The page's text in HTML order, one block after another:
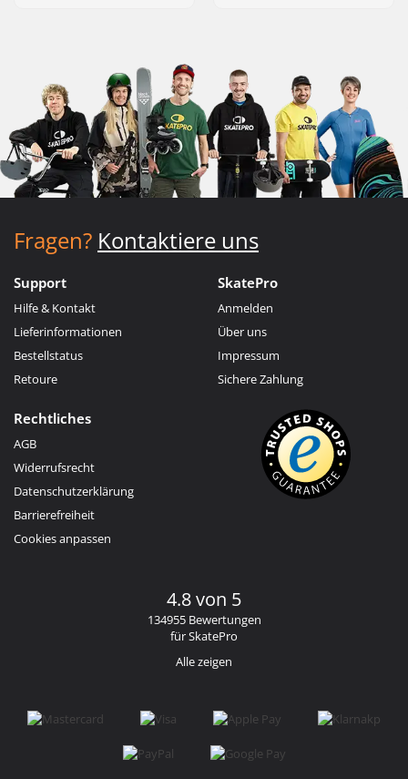
Fragen? Kontaktiere uns
Support
Hilfe & Kontakt
Lieferinformationen
Bestellstatus
Retoure
SkatePro
Anmelden
Über uns
Impressum
Sichere Zahlung
Rechtliches
AGB
Widerrufsrecht
Datenschutzerklärung
Barrierefreiheit
Cookies anpassen
4.8 von 5
134955 Bewertungen
für SkatePro
Alle zeigen